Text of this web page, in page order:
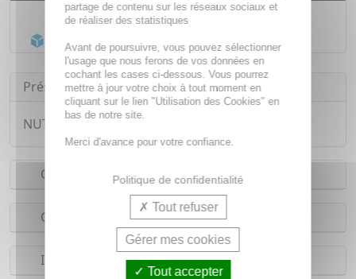
Livraison gratuite dès 55€
Acheminement Chronopost
en 24h*
Présentation
NUTREOV Calori Track 3 en 1 x45 comprimés
Conseils d'utilisation
Composition
Indications
partage de contenu sur les réseaux sociaux et
de réaliser des statistiques
Avant de poursuivre, vous pouvez sélectionner
l'usage que nous ferons de vos données en
cochant les cases ci-dessous. Vous pourrez
mettre à jour votre choix à tout moment en
cliquant sur le lien "Utilisation des Cookies" en
bas de notre site.
Merci d'avance pour votre confiance.
Politique de confidentialité
Tout refuser
Gérer mes cookies
Tout accepter